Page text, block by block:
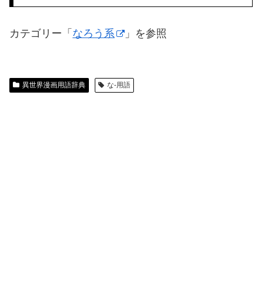
カテゴリー「 なろう系 」を参照
異世界漫画用語辞典 な-用語